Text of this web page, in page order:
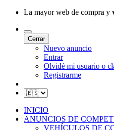
La mayor web de compra y
Cerrar
Nuevo anuncio
Entrar
Olvidé mi usuario o
Registrarme
INICIO
ANUNCIOS DE
VEHÍCULOS DE